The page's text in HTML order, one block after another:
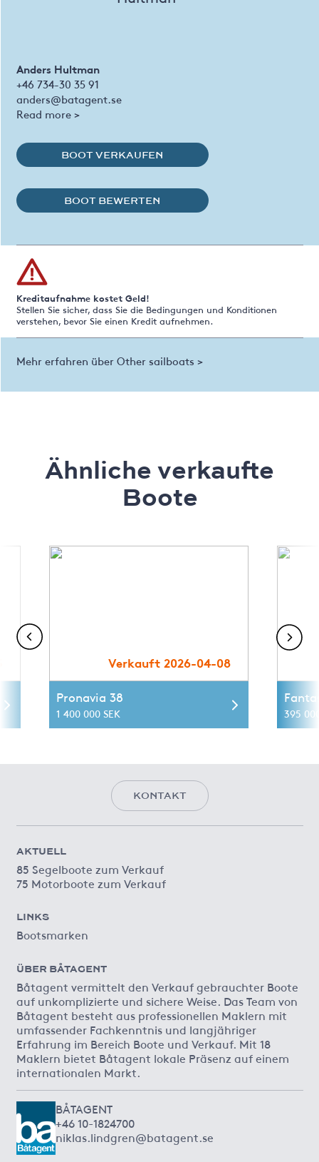
Anders Hultman
+46 734-30 35 91
anders@batagent.se
Read more >
BOOT VERKAUFEN
BOOT BEWERTEN
Kreditaufnahme kostet Geld!
Stellen Sie sicher, dass Sie die Bedingungen und Konditionen
verstehen, bevor Sie einen Kredit aufnehmen.
Mehr erfahren über Other sailboats >
Ähnliche verkaufte
Boote
Verkauft 2026-04-08
Pronavia 38
1 400 000 SEK 395
KONTAKT
AKTUELL
85 Segelboote zum Verkauf
75 Motorboote zum Verkauf
LINKS
Bootsmarken
ÜBER BÅTAGENT
Båtagent vermittelt den Verkauf gebrauchter Boote
auf unkomplizierte und sichere Weise. Das Team von
Båtagent besteht aus professionellen Maklern mit
umfassender Fachkenntnis und langjähriger
Erfahrung im Bereich Boote und Verkauf. Mit 18
Maklern bietet Båtagent lokale Präsenz auf einem
internationalen Markt.
BÅTAGENT
+46 10-1824700
niklas.lindgren@batagent.se